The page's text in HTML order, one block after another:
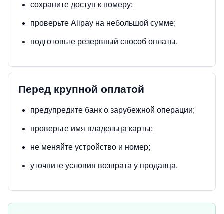
сохраните доступ к номеру;
проверьте Alipay на небольшой сумме;
подготовьте резервный способ оплаты.
Перед крупной оплатой
предупредите банк о зарубежной операции;
проверьте имя владельца карты;
не меняйте устройство и номер;
уточните условия возврата у продавца.